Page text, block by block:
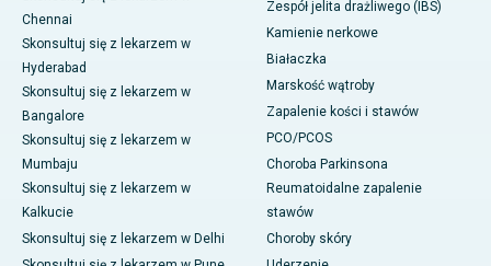
Chennai
Skonsultuj się z lekarzem w
Hyderabad
Skonsultuj się z lekarzem w
Bangalore
Skonsultuj się z lekarzem w
Mumbaju
Skonsultuj się z lekarzem w
Kalkucie
Skonsultuj się z lekarzem w Delhi
Zespół jelita drażliwego (IBS)
Kamienie nerkowe
Białaczka
Marskość wątroby
Zapalenie kości i stawów
PCO/PCOS
Choroba Parkinsona
Reumatoidalne zapalenie
stawów
Choroby skóry